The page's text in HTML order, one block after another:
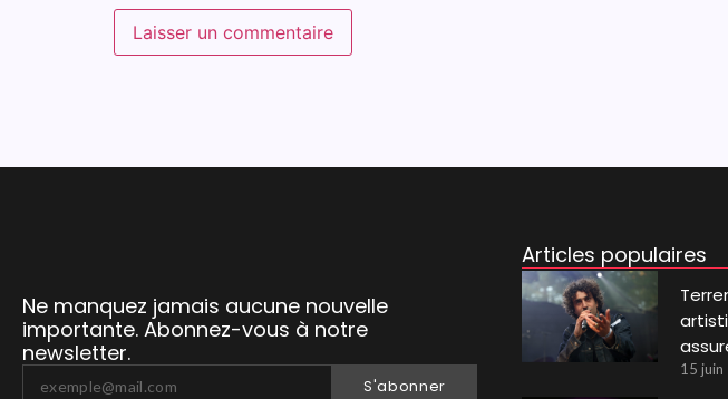
Ne manquez jamais aucune nouvelle
importante. Abonnez-vous à notre
newsletter.
S'abonner
Articles populaires
15 juin